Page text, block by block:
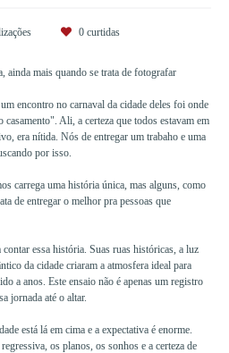
0 curtidas
ainda mais quando se trata de fotografar
encontro no carnaval da cidade deles foi onde
Ali, a certeza que todos estavam em
era nítida. Nós de entregar um trabaho e uma
por isso.
carrega uma história única, mas alguns, como
de entregar o melhor pra pessoas que
essa história. Suas ruas históricas, a luz
da cidade criaram a atmosfera ideal para
a anos. Este ensaio não é apenas um registro
jornada até o altar.
está lá em cima e a expectativa é enorme.
os planos, os sonhos e a certeza de